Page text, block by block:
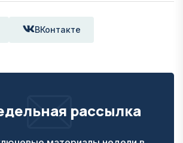
ВКонтакте
рассылка